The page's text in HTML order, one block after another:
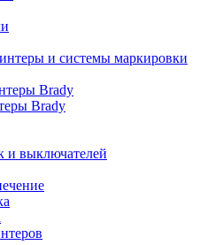
и системы маркировки
Brady
Brady
и выключателей